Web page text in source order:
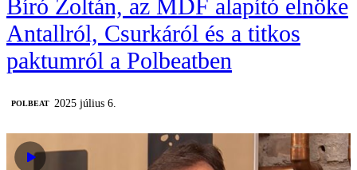
Bíró Zoltán, az MDF alapító elnöke
Antallról, Csurkáról és a titkos
paktumról a Polbeatben
‎POLBEAT 2025 július 6.